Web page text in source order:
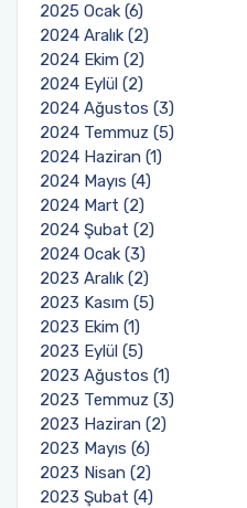
2025 Ocak (6)
2024 Aralık (2)
2024 Ekim (2)
2024 Eylül (2)
2024 Ağustos (3)
2024 Temmuz (5)
2024 Haziran (1)
2024 Mayıs (4)
2024 Mart (2)
2024 Şubat (2)
2024 Ocak (3)
2023 Aralık (2)
2023 Kasım (5)
2023 Ekim (1)
2023 Eylül (5)
2023 Ağustos (1)
2023 Temmuz (3)
2023 Haziran (2)
2023 Mayıs (6)
2023 Nisan (2)
2023 Şubat (4)